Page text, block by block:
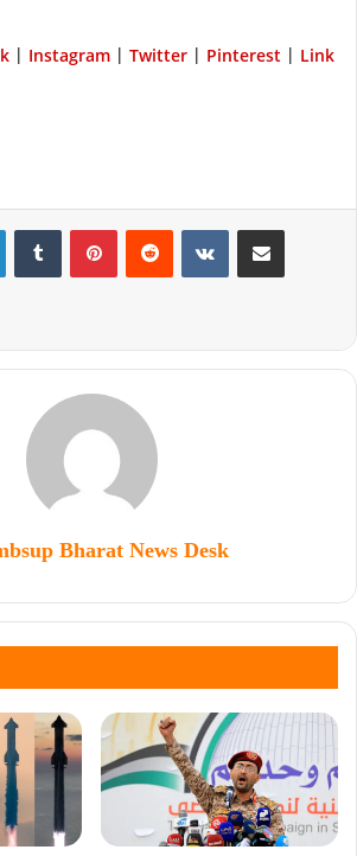
Instagram Twitter Pinterest
Link
Bharat News Desk